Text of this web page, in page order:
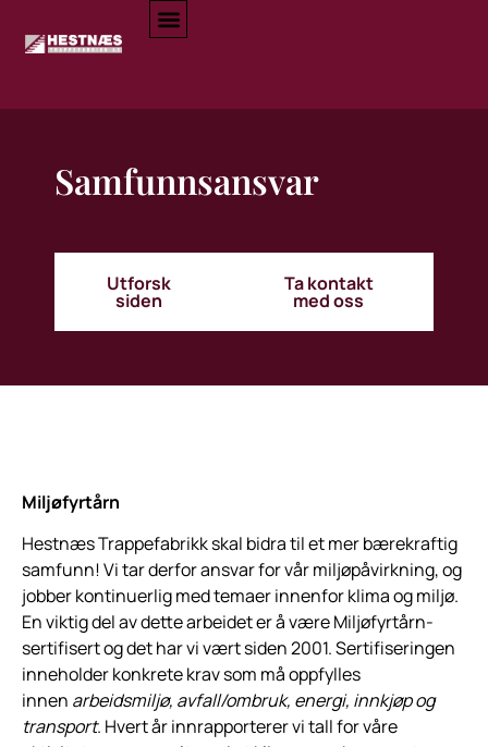
Samfunnsansvar
Utforsk
siden
Ta kontakt
med oss
Miljøfyrtårn
Hestnæs Trappefabrikk skal bidra til et mer bærekraftig
samfunn! Vi tar derfor ansvar for vår miljøpåvirkning, og
jobber kontinuerlig med temaer innenfor klima og miljø.
En viktig del av dette arbeidet er å være Miljøfyrtårn-
sertifisert og det har vi vært siden 2001. Sertifiseringen
inneholder konkrete krav som må oppfylles
innen arbeidsmiljø, avfall/ombruk, energi, innkjøp og
transport. Hvert år innrapporterer vi tall for våre